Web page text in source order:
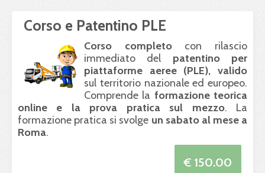
Corso e Patentino PLE
Corso completocon rilascio
immediato del patentino per
piattaforme aeree (PLE), valido
sul territorio nazionale ed europeo.
Comprende la formazione teorica
online e la prova pratica sul mezzo. La
formazione pratica si svolge un sabato al mese a
Roma.
€ 150.00